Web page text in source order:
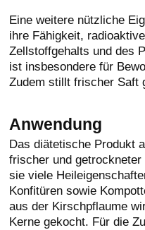
Eine weitere nützliche
ihre Fähigkeit,
Zellstoffgehalts und des
ist insbesondere für
Zudem stillt frischer Saft
Anwendung
Das diätetische Produkt
frischer und
sie viele
Konfitüren sowie
aus der Kirschpflaume
Kerne gekocht. Für die